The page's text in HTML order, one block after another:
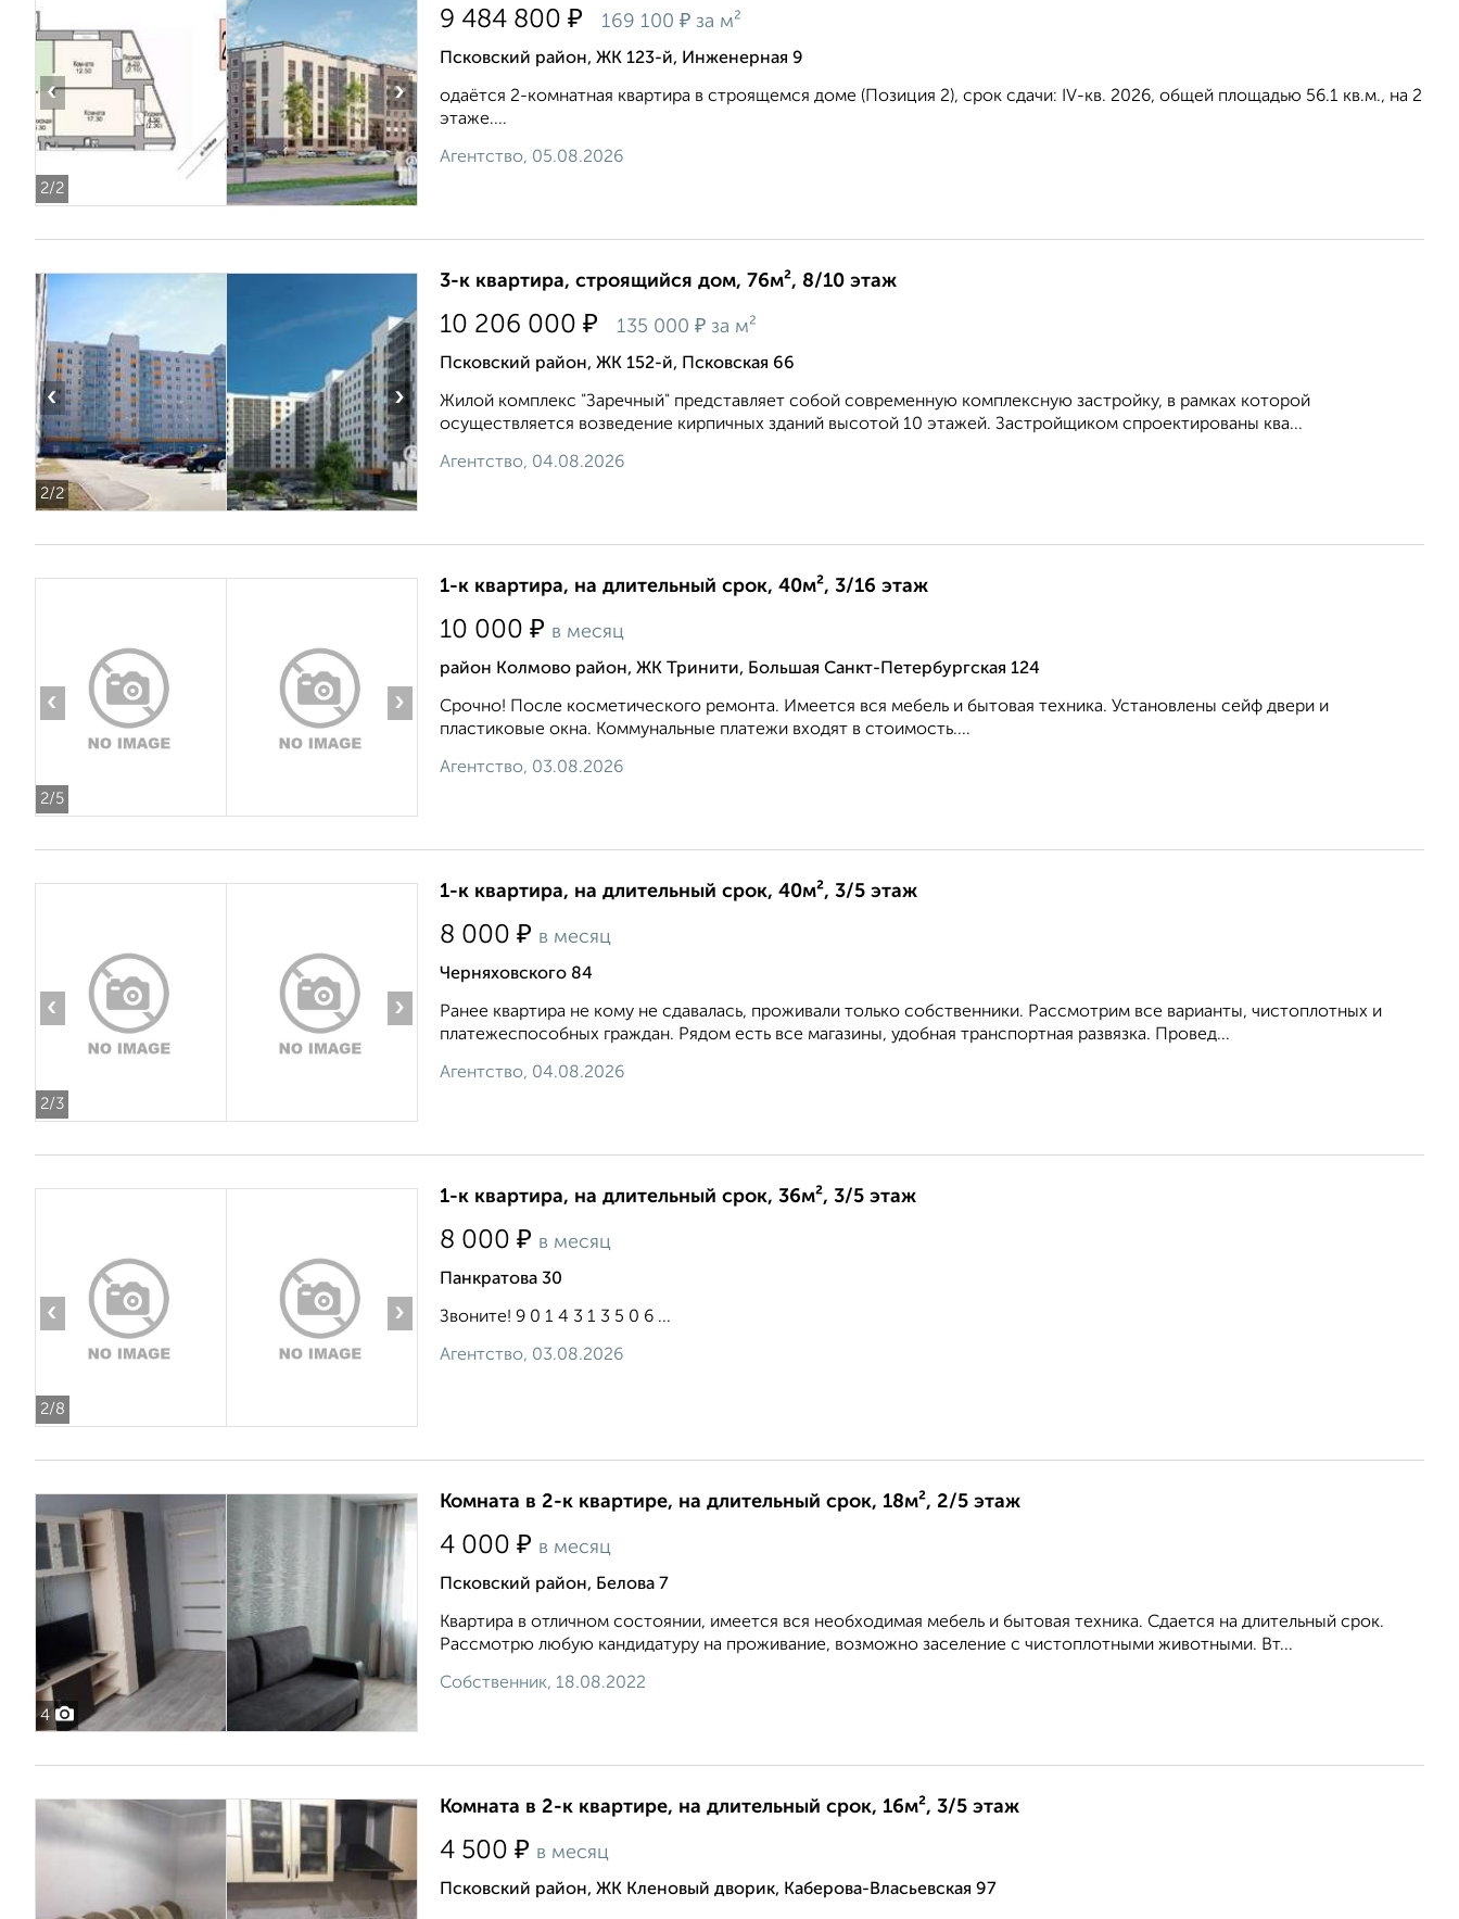
2/2
‹ ›
9 484 800 ₽ 169 100 ₽ за м²
Псковский район, ЖК 123-й, Инженерная 9
одаётся 2-комнатная квартира в строящемся доме (Позиция 2), срок сдачи: IV-кв. 2026, общей площадью 56.1 кв.м., на 2
этаже....
Агентство, 05.08.2026
2/2
‹ ›
3-к квартира, строящийся дом, 76м², 8/10 этаж
10 206 000 ₽ 135 000 ₽ за м²
Псковский район, ЖК 152-й, Псковская 66
Жилой комплекс "Заречный" представляет собой современную комплексную застройку, в рамках которой
осуществляется возведение кирпичных зданий высотой 10 этажей. Застройщиком спроектированы ква...
Агентство, 04.08.2026
2/5
‹ ›
1-к квартира, на длительный срок, 40м², 3/16 этаж
10 000 ₽ в месяц
район Колмово район, ЖК Тринити, Большая Санкт-Петербургская 124
Срочно! После косметического ремонта. Имеется вся мебель и бытовая техника. Установлены сейф двери и
пластиковые окна. Коммунальные платежи входят в стоимость....
Агентство, 03.08.2026
2/3
‹ ›
1-к квартира, на длительный срок, 40м², 3/5 этаж
8 000 ₽ в месяц
Черняховского 84
Ранее квартира не кому не сдавалась, проживали только собственники. Рассмотрим все варианты, чистоплотных и
платежеспособных граждан. Рядом есть все магазины, удобная транспортная развязка. Провед...
Агентство, 04.08.2026
2/8
‹ ›
1-к квартира, на длительный срок, 36м², 3/5 этаж
8 000 ₽ в месяц
Панкратова 30
Звоните! 9 0 1 4 3 1 3 5 0 6 ...
Агентство, 03.08.2026
4
Комната в 2-к квартире, на длительный срок, 18м², 2/5 этаж
4 000 ₽ в месяц
Псковский район, Белова 7
Квартира в отличном состоянии, имеется вся необходимая мебель и бытовая техника. Сдается на длительный срок.
Рассмотрю любую кандидатуру на проживание, возможно заселение с чистоплотными животными. Вт...
Собственник, 18.08.2022
Комната в 2-к квартире, на длительный срок, 16м², 3/5 этаж
4 500 ₽ в месяц
Псковский район, ЖК Кленовый дворик, Каберова-Власьевская 97